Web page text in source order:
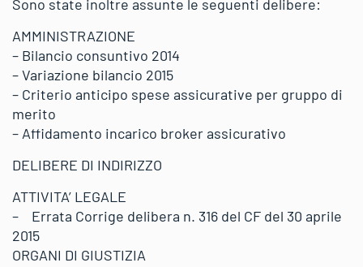
Sono state inoltre assunte le seguenti delibere:
AMMINISTRAZIONE
– Bilancio consuntivo 2014
– Variazione bilancio 2015
– Criterio anticipo spese assicurative per gruppo di
merito
– Affidamento incarico broker assicurativo
DELIBERE DI INDIRIZZO
ATTIVITA’ LEGALE
– Errata Corrige delibera n. 316 del CF del 30 aprile
2015
ORGANI DI GIUSTIZIA